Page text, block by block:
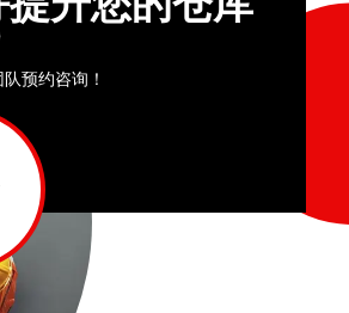
预约咨询！